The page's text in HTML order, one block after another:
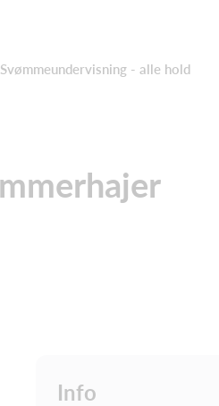
Svømmeundervisning - alle hold
Info